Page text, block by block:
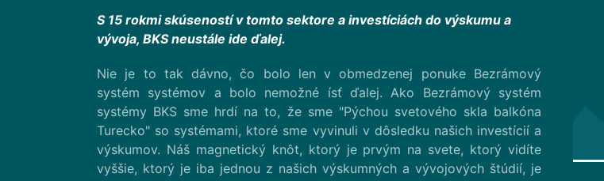
S 15 rokmi skúseností v tomto sektore a investíciách do výskumu a
vývoja, BKS neustále ide ďalej.
Nie je to tak dávno, čo bolo len v obmedzenej ponuke Bezrámový
systém systémov a bolo nemožné ísť ďalej. Ako Bezrámový systém
systémy BKS sme hrdí na to, že sme "Pýchou svetového skla balkóna
Turecko" so systémami, ktoré sme vyvinuli v dôsledku našich investícií a
výskumov. Náš magnetický knôt, ktorý je prvým na svete, ktorý vidíte
vyššie, ktorý je iba jednou z našich výskumných a vývojových štúdií, je